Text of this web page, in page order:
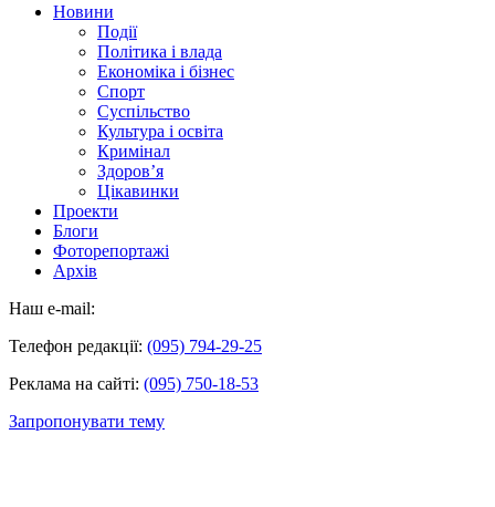
Новини
Події
Політика і влада
Економіка і бізнес
Спорт
Суспільство
Культура і освіта
Кримінал
Здоров’я
Цікавинки
Проекти
Блоги
Фоторепортажі
Архів
Наш e-mail:
Телефон редакції: (095) 794-29-25
Реклама на сайті: (095) 750-18-53
Запропонувати тему